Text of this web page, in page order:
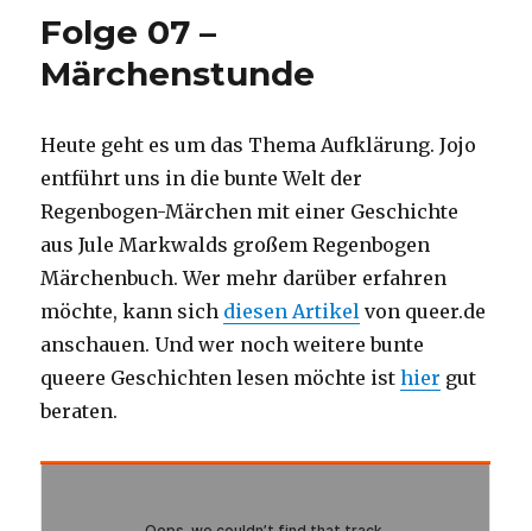
Folge 07 –
Märchenstunde
Heute geht es um das Thema Aufklärung. Jojo
entführt uns in die bunte Welt der
Regenbogen-Märchen mit einer Geschichte
aus Jule Markwalds großem Regenbogen
Märchenbuch. Wer mehr darüber erfahren
möchte, kann sich diesen Artikel von queer.de
anschauen. Und wer noch weitere bunte
queere Geschichten lesen möchte isthier gut
beraten.